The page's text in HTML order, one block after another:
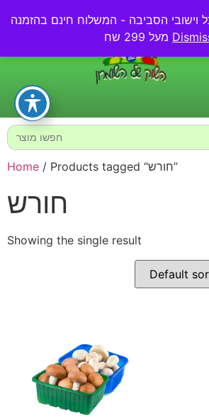
וישובי הסביבה - המשלוח חינם בהזמנה
Search
for:
Home / Products tagged “חורש”
חורש
Showing the single result